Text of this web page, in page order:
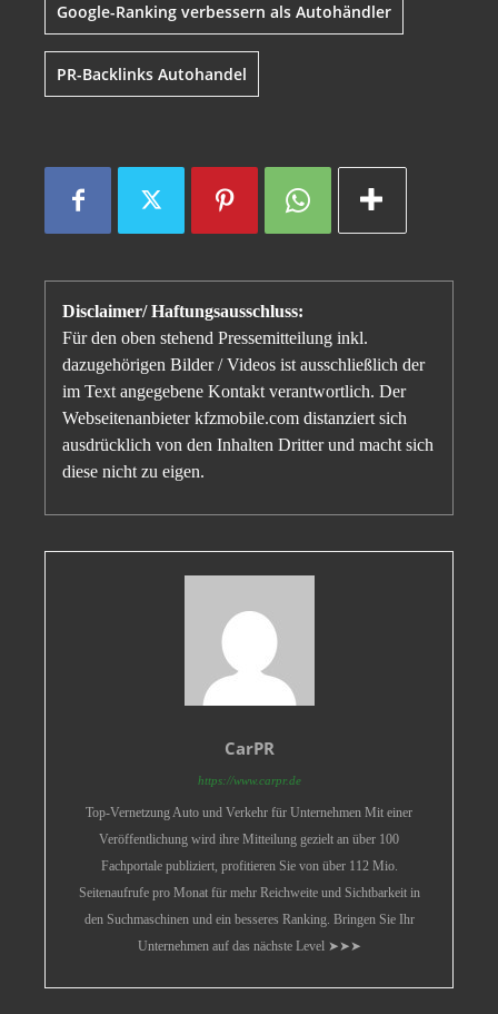
Google-Ranking verbessern als Autohändler
PR-Backlinks Autohandel
Disclaimer/ Haftungsausschluss:
Für den oben stehend Pressemitteilung inkl.
dazugehörigen Bilder / Videos ist ausschließlich der
im Text angegebene Kontakt verantwortlich. Der
Webseitenanbieter kfzmobile.com distanziert sich
ausdrücklich von den Inhalten Dritter und macht sich
diese nicht zu eigen.
CarPR
https://www.carpr.de
Top-Vernetzung Auto und Verkehr für Unternehmen Mit einer
Veröffentlichung wird ihre Mitteilung gezielt an über 100
Fachportale publiziert, profitieren Sie von über 112 Mio.
Seitenaufrufe pro Monat für mehr Reichweite und Sichtbarkeit in
den Suchmaschinen und ein besseres Ranking. Bringen Sie Ihr
Unternehmen auf das nächste Level ➤➤➤